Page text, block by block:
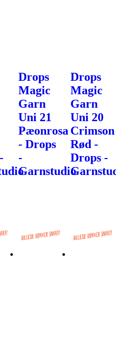
Drops
Magic
Garn
Uni 21
Pæonrosa
- Drops
-
Garnstudio
Drops
Magic
Garn
Uni 20
Crimson
Rød -
Drops -